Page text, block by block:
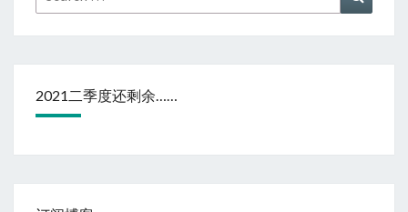
for:
2021二季度还剩余……